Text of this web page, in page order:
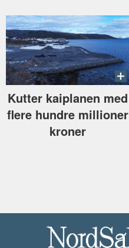
Kutter kaiplanen med
flere hundre millioner
kroner